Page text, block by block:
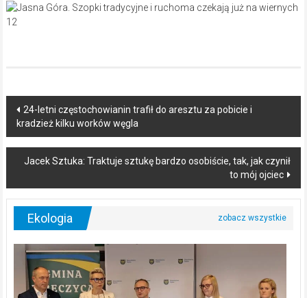
Post
navigation
24-letni częstochowianin trafił do aresztu za pobicie i
kradzież kilku worków węgla
Jacek Sztuka: Traktuje sztukę bardzo osobiście, tak, jak czynił
to mój ojciec
Ekologia